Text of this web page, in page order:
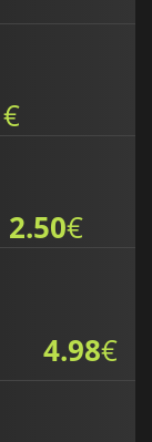
€
2.50€
4.98€